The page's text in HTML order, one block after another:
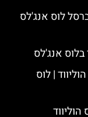
לוס אנג'לס
בלוס אנג'לס
| לוס